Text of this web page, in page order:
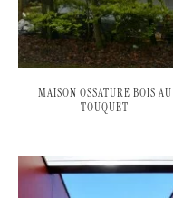
MAISON OSSATURE BOIS AU
TOUQUET